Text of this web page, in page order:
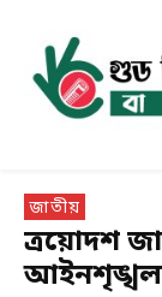
জাতীয়
ত্রয়োদশ